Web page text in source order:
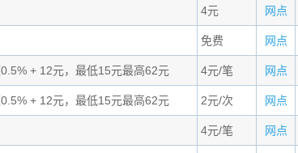
4元 网点
免费 网点
+ 12元，最低15元最高62元 4元/笔 网点
+ 12元，最低15元最高62元 2元/次 网点
4元/笔 网点